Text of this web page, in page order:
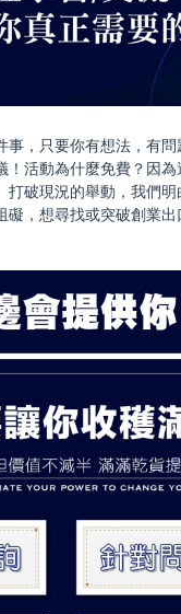
，只要你有想法，有
活動為什麼免費？因
破現況的舉動，我們
，想尋找或突破創業